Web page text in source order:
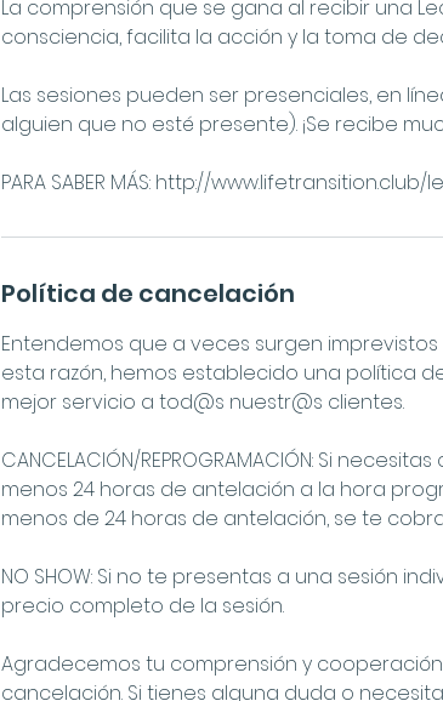
La comprensión que se gana al recibir una
consciencia, facilita la acción y la toma de
Las sesiones pueden ser presenciales, en
alguien que no esté presente). ¡Se recibe
PARA SABER MÁS: http://
Política de cancelación
Entendemos que a veces surgen
esta razón, hemos establecido una política
mejor servicio a tod@s nuestr@s clientes.
CANCELACIÓN/REPROGRAMACIÓN: Si
menos 24 horas de antelación a la hora
menos de 24 horas de antelación, se te
NO SHOW: Si no te presentas a una sesión
precio completo de la sesión.
Agradecemos tu comprensión y
cancelación. Si tienes alguna duda o